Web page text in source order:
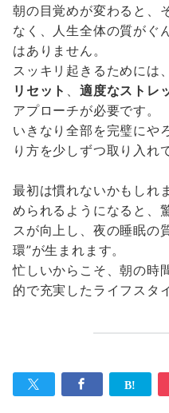
朝の目覚めが変わると、
なく、人生全体の質がぐ
はありません。
スッキリ起きるためには、
リセット
、適度なストレ
アプローチが必要です。
いきなり全部を完璧にや
り方を少しずつ取り入れ
最初は慣れないかもしれ
められるようになると、
スが向上し、夜の睡眠の
環”が生まれます。
忙しいからこそ、朝の時
的で充実したライフスタ